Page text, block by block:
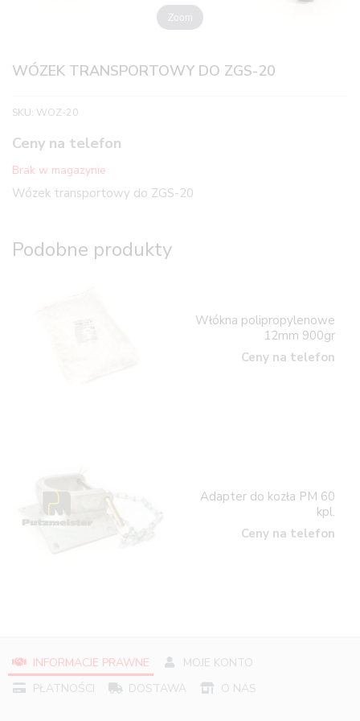
Zoom
WÓZEK TRANSPORTOWY DO ZGS-20
SKU: WOZ-20
Ceny na telefon
Brak w magazynie
Wózek transportowy do ZGS-20
Podobne produkty
Włókna polipropylenowe
12mm 900gr
Ceny na telefon
Adapter do kozła PM 60
kpl.
Ceny na telefon
INFORMACJE PRAWNE
MOJE KONTO
PŁATNOŚCI
DOSTAWA O NAS